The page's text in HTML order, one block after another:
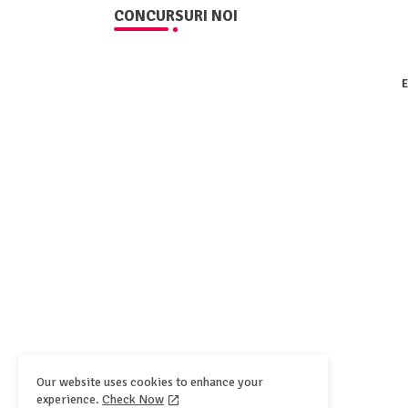
CONCURSURI NOI
Our website uses cookies to enhance your
experience. Check Now